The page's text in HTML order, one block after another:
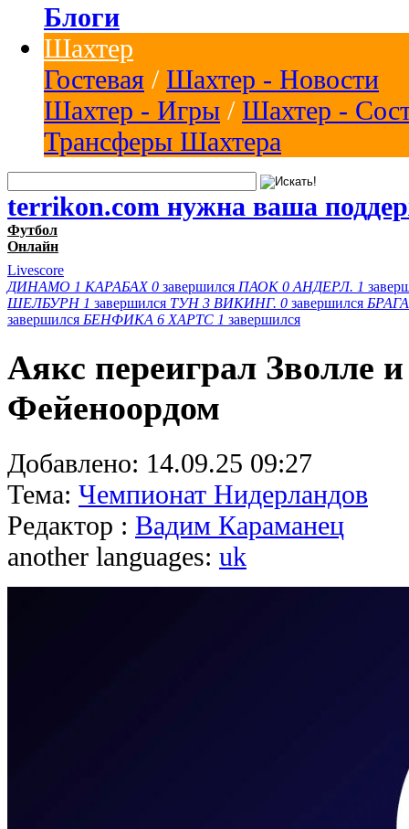
Блоги
Шахтер
Гостевая / Шахтер - Новости
Шахтер - Игры / Шахтер -
Трансферы Шахтера
terrikon.com нужна ваша
Футбол
Онлайн
Livescore
ДИНАМО 1 КАРАБАХ 0 завершился ПАОК 0 АНДЕРЛ. 1
ШЕЛБУРН 1 завершился ТУН 3 ВИКИНГ. 0 завершился БРАГА
завершился БЕНФИКА 6 ХАРТС 1 завершился
Аякс переиграл Зволле
Фейеноордом
Добавлено: 14.09.25 09:27
Тема: Чемпионат Нидерландов
Редактор : Вадим Караманец
another languages: uk